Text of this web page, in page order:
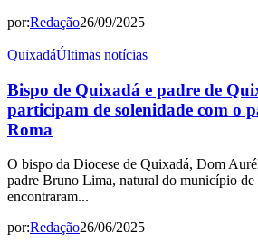
por:Redação26/09/2025
QuixadáÚltimas notícias
Bispo de Quixadá e padre de
participam de solenidade com o
Roma
O bispo da Diocese de Quixadá, Dom
padre Bruno Lima, natural do município
encontraram...
por:Redação26/06/2025